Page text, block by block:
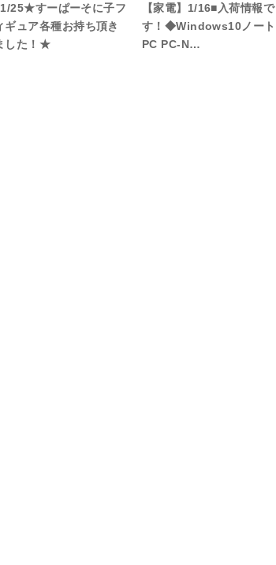
25★すーぱーそに子フ
ギュア各種お持ち頂き
した！★
【家電】1/16■入荷情報で
す！◆Windows10ノート
PC PC-N…